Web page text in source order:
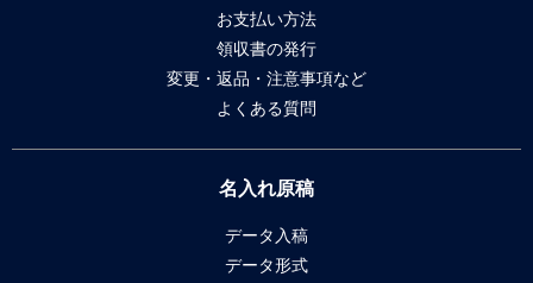
お支払い方法
領収書の発行
変更・返品・注意事項など
よくある質問
名入れ原稿
データ入稿
データ形式